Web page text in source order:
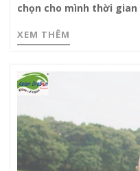
chọn cho mình thời
XEM THÊM